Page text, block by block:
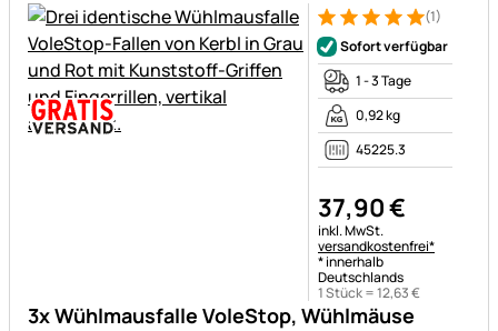
3x Wühlmausfalle VoleStop, Wühlmäuse
Bewertung: 5 von 5 (1
1 Bewertung
(1)
Sofort verfügbar
1 - 3 Tage
0,92 kg
45225.3
37,90€
Steuerhinweis:
inkl. MwSt.
versandkostenfrei*
* innerhalb
Deutschlands
1 Stück =12,63€